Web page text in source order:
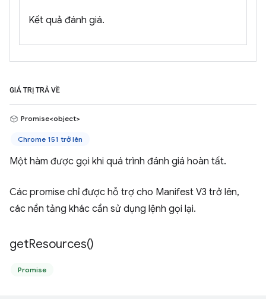
Kết quả đánh giá.
GIÁ TRỊ TRẢ VỀ
Promise<object>
Chrome 151 trở lên
Một hàm được gọi khi quá trình đánh giá hoàn tất.
Các promise chỉ được hỗ trợ cho Manifest V3 trở lên,
các nền tảng khác cần sử dụng lệnh gọi lại.
getResources()
Promise